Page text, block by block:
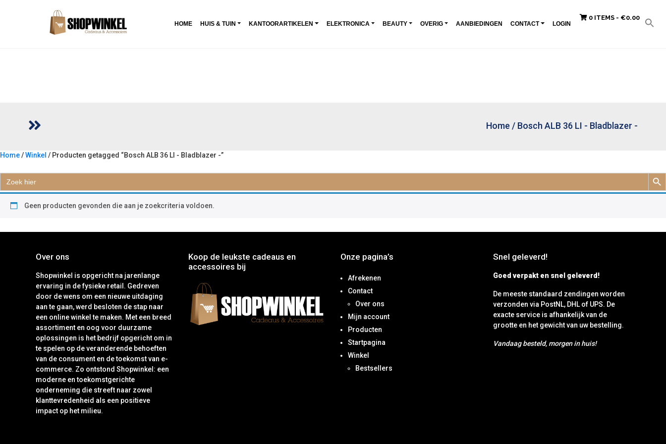
Zoek
naar:
HOME HUIS & TUIN KANTOORARTIKELEN ELEKTRONICA BEAUTY OVERIG AANBIEDINGEN CONTACT LOGIN
0 ITEMS - €0.00
Home / Bosch ALB 36 LI - Bladblazer -
Home/Winkel / Producten getagged “Bosch ALB 36 LI - Bladblazer -”
BOSCH ALB 36 LI - BLADBLAZER -
Geen producten gevonden die aan je zoekcriteria voldoen.
Over ons
Shopwinkel is opgericht na jarenlange
ervaring in de fysieke retail. Gedreven
door de wens om een nieuwe uitdaging
aan te gaan, werd besloten de stap naar
een online winkel te maken. Met een breed
assortiment en oog voor duurzame
oplossingen is het bedrijf opgericht om in
te spelen op de veranderende behoeften
van de consument en de toekomst van e-
commerce. Zo ontstond Shopwinkel: een
moderne en toekomstgerichte
onderneming die streeft naar zowel
klanttevredenheid als een positieve
impact op het milieu.
Koop de leukste cadeaus en
accessoires bij
Onze pagina’s
Afrekenen
Contact
Over ons
Mijn account
Producten
Startpagina
Winkel
Bestsellers
Snel geleverd!
Goed verpakt en snel geleverd!
De meeste standaard zendingen worden
verzonden via PostNL, DHL of UPS. De
exacte service is afhankelijk van de
grootte en het gewicht van uw bestelling.
Vandaag besteld, morgen in huis!